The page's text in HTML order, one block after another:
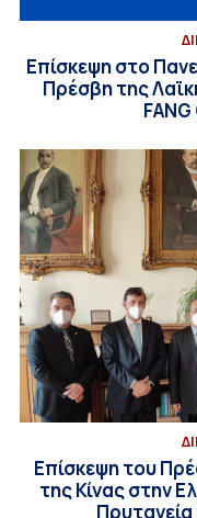
Επίσκεψη στο
Πρέσβη της
Επίσκεψη του
της Κίνας στην